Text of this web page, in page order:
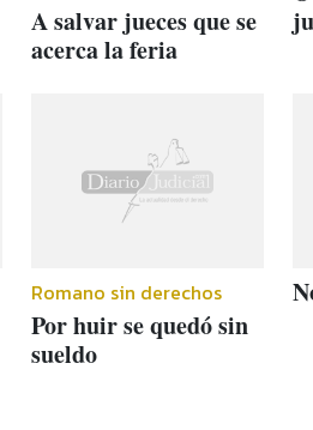
A salvar jueces que se
acerca la feria
Romano sin derechos
Por huir se quedó sin
sueldo